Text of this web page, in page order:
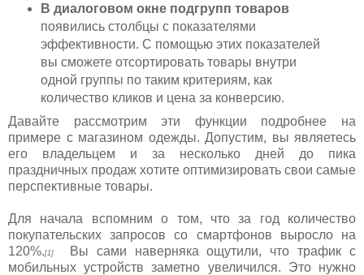
В диалоговом окне подгрупп товаров
появились столбцы с показателями
эффективности. С помощью этих показателей
вы сможете отсортировать товары внутри
одной группы по таким критериям, как
количество кликов и цена за конверсию.
Давайте рассмотрим эти функции подробнее на
примере с магазином одежды. Допустим, вы являетесь
его владельцем и за несколько дней до пика
праздничных продаж хотите оптимизировать свои самые
перспективные товары.
Для начала вспомним о том, что за год количество
покупательских запросов со смартфонов выросло на
120%.[1]
Вы сами наверняка ощутили, что трафик с
мобильных устройств заметно увеличился. Это нужно